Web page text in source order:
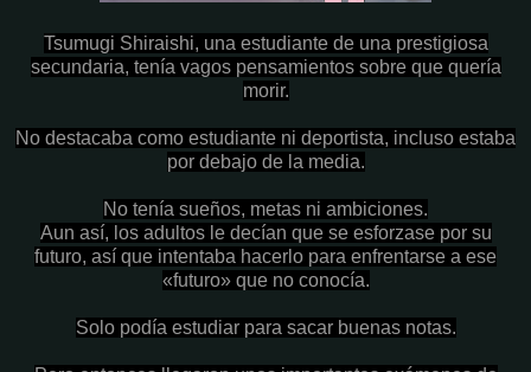
Tsumugi Shiraishi, una estudiante de una prestigiosa
secundaria, tenía vagos pensamientos sobre que quería
morir.
No destacaba como estudiante ni deportista, incluso estaba
por debajo de la media.
No tenía sueños, metas ni ambiciones.
Aun así, los adultos le decían que se esforzase por su
futuro, así que intentaba hacerlo para enfrentarse a ese
«futuro» que no conocía.
Solo podía estudiar para sacar buenas notas.